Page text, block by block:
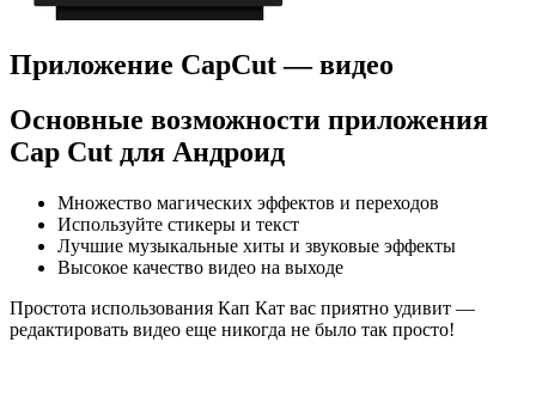
Приложение CapCut — видео
Основные возможности приложения
Cap Cut для Андроид
Множество магических эффектов и переходов
Используйте стикеры и текст
Лучшие музыкальные хиты и звуковые эффекты
Высокое качество видео на выходе
Простота использования Кап Кат вас приятно удивит —
редактировать видео еще никогда не было так просто!